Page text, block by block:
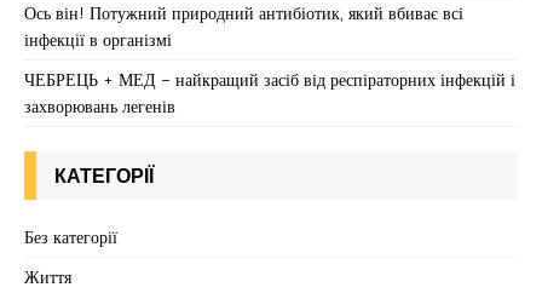
Ось він! Потужний природний антибіотик, який вбиває всі
інфекції в організмі
ЧЕБРЕЦЬ + МЕД – найкращий засіб від респіраторних інфекцій і
захворювань легенів
КАТЕГОРІЇ
Без категорії
Життя